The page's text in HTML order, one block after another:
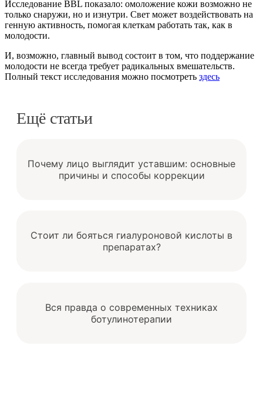
Исследование BBL показало: омоложение кожи возможно не
только снаружи, но и изнутри. Свет может воздействовать на
генную активность, помогая клеткам работать так, как в
молодости.
И, возможно, главный вывод состоит в том, что поддержание
молодости не всегда требует радикальных вмешательств.
Полный текст исследования можно посмотреть здесь
Ещё статьи
Почему лицо выглядит уставшим: основные
причины и способы коррекции
Стоит ли бояться гиалуроновой кислоты в
препаратах?
Вся правда о современных техниках
ботулинотерапии